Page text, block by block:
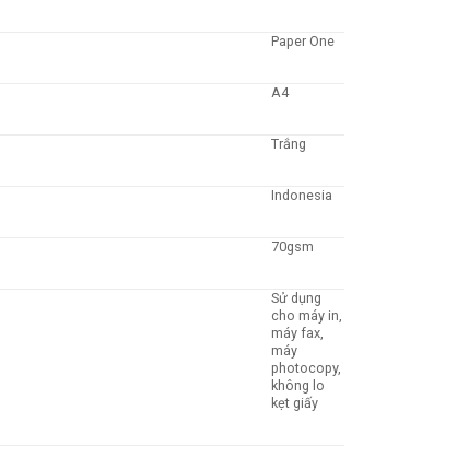
Paper One
A4
Trắng
Indonesia
70gsm
Sử dụng
cho máy in,
máy fax,
máy
photocopy,
không lo
kẹt giấy